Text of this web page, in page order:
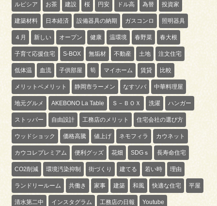
ルピシア お茶 建設 桜 円安 ドル高 為替 投資家
建築材料 日本経済 設備器具の納期 ガスコンロ 照明器具
４月 新しい オープン 健康 温環境 春野菜 春大根
子育て応援住宅 S-BOX 無垢材 不動産 土地 注文住宅
低体温 血流 子供部屋 筍 マイホーム 賃貸 比較
メリットベメリット 静岡市ラーメン なすソバ 中華料理屋
地元グルメ AKEBONO La Table Ｓ－ＢＯＸ 洗濯 ハンガー
ストッパー 自由設計 工務店のメリット 住宅会社の選び方
ウッドショック 価格高騰 値上げ ネモフィラ カウネット
カウコレプレミアム 便利グッズ 花畑 SDGｓ 長寿命住宅
CO2削減 環境汚染抑制 街づくり 建てる 若い時 理由
ランドリールーム 共働き 家事 建築 和風 快適な住宅 平屋
清水第二中 インスタグラム 工務店の日報 Youtube